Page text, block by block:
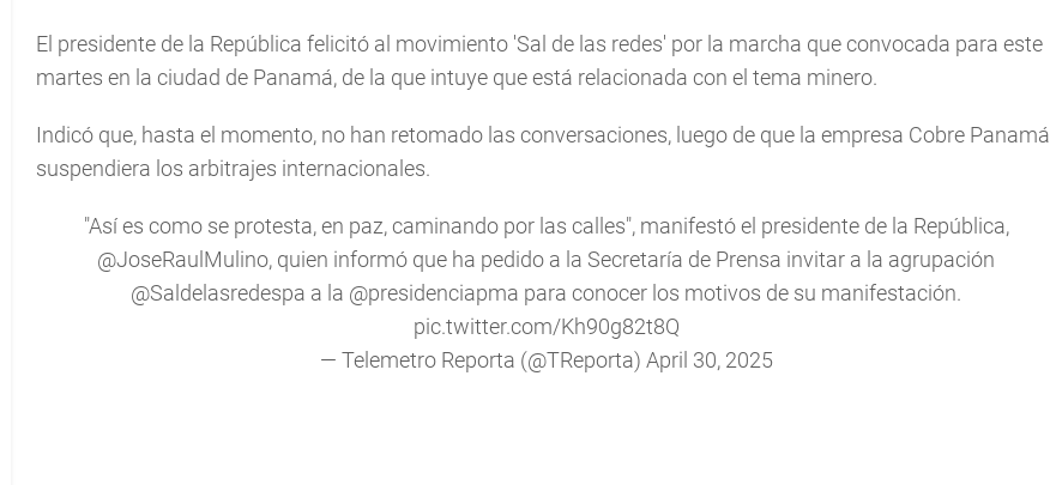
El presidente de la República felicitó al movimiento 'Sal de las redes' por la marcha que convocada para este
martes en la ciudad de Panamá, de la que intuye que está relacionada con el tema minero.
Indicó que, hasta el momento, no han retomado las conversaciones, luego de que la empresa Cobre Panamá
suspendiera los arbitrajes internacionales.
"Así es como se protesta, en paz, caminando por las calles", manifestó el presidente de la República,
@JoseRaulMulino, quien informó que ha pedido a la Secretaría de Prensa invitar a la agrupación
@Saldelasredespa a la @presidenciapma para conocer los motivos de su manifestación.
pic.twitter.com/Kh90g82t8Q
— Telemetro Reporta (@TReporta) April 30, 2025